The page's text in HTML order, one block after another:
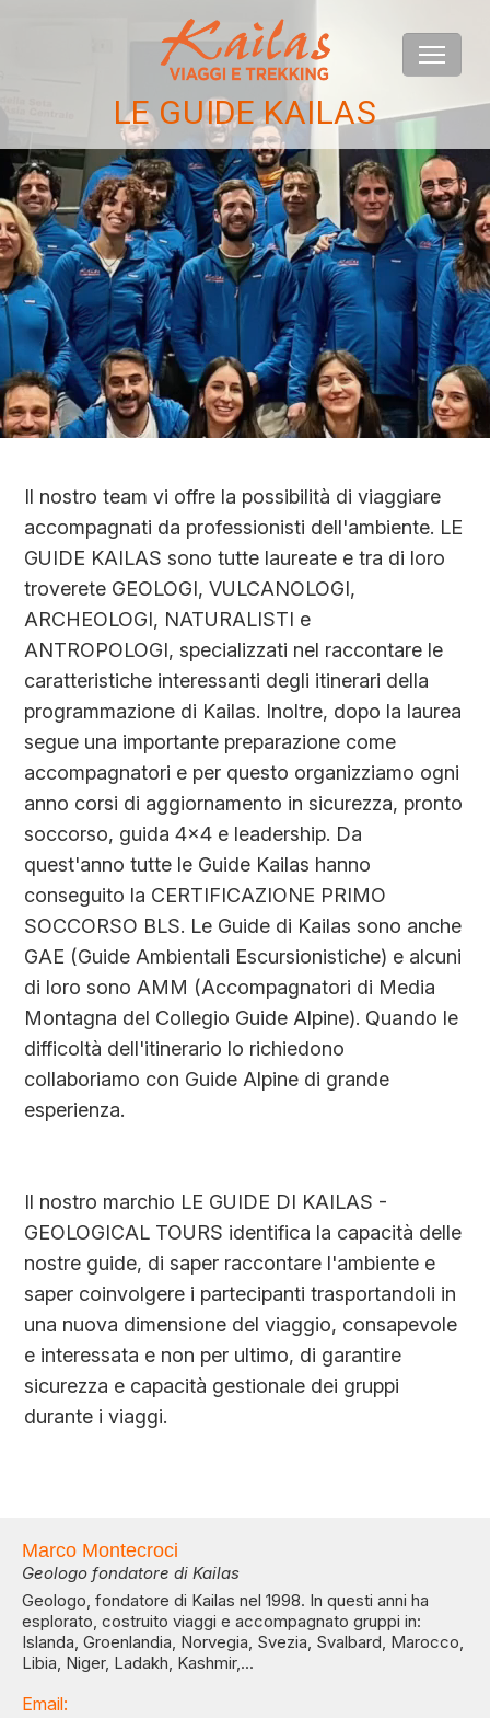
LE GUIDE KAILAS
Il nostro team vi offre la possibilità di viaggiare
accompagnati da professionisti dell'ambiente. LE
GUIDE KAILAS sono tutte laureate e tra di loro
troverete GEOLOGI, VULCANOLOGI,
ARCHEOLOGI, NATURALISTI e
ANTROPOLOGI, specializzati nel raccontare le
caratteristiche interessanti degli itinerari della
programmazione di Kailas. Inoltre, dopo la laurea
segue una importante preparazione come
accompagnatori e per questo organizziamo ogni
anno corsi di aggiornamento in sicurezza, pronto
soccorso, guida 4x4 e leadership. Da
quest'anno tutte le Guide Kailas hanno
conseguito la CERTIFICAZIONE PRIMO
SOCCORSO BLS. Le Guide di Kailas sono anche
GAE (Guide Ambientali Escursionistiche) e alcuni
di loro sono AMM (Accompagnatori di Media
Montagna del Collegio Guide Alpine). Quando le
difficoltà dell'itinerario lo richiedono
collaboriamo con Guide Alpine di grande
esperienza.
Il nostro marchio LE GUIDE DI KAILAS -
GEOLOGICAL TOURS identifica la capacità delle
nostre guide, di saper raccontare l'ambiente e
saper coinvolgere i partecipanti trasportandoli in
una nuova dimensione del viaggio, consapevole
e interessata e non per ultimo, di garantire
sicurezza e capacità gestionale dei gruppi
durante i viaggi.
Marco Montecroci
Geologo fondatore di Kailas
Geologo, fondatore di Kailas nel 1998. In questi anni ha
esplorato, costruito viaggi e accompagnato gruppi in:
Islanda, Groenlandia, Norvegia, Svezia, Svalbard, Marocco,
Libia, Niger, Ladakh, Kashmir,...
Email: